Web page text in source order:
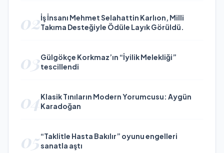
02İş İnsanı Mehmet Selahattin Karlıon, Milli
Takıma Desteğiyle Ödüle Layık Görüldü.
03Gülgökçe Korkmaz’ın “İyilik Melekliği”
tescillendi
04Klasik Tınıların Modern Yorumcusu: Aygün
Karadoğan
05“Taklitle Hasta Bakılır” oyunu engelleri
sanatla aştı